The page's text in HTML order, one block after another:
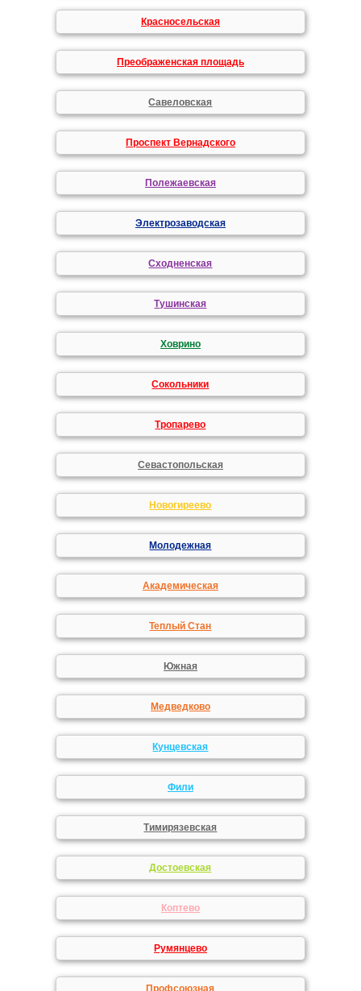
Красносельская
Преображенская площадь
Савеловская
Проспект Вернадского
Полежаевская
Электрозаводская
Сходненская
Тушинская
Ховрино
Сокольники
Тропарево
Севастопольская
Новогиреево
Молодежная
Академическая
Теплый Стан
Южная
Медведково
Кунцевская
Фили
Тимирязевская
Достоевская
Коптево
Румянцево
Профсоюзная